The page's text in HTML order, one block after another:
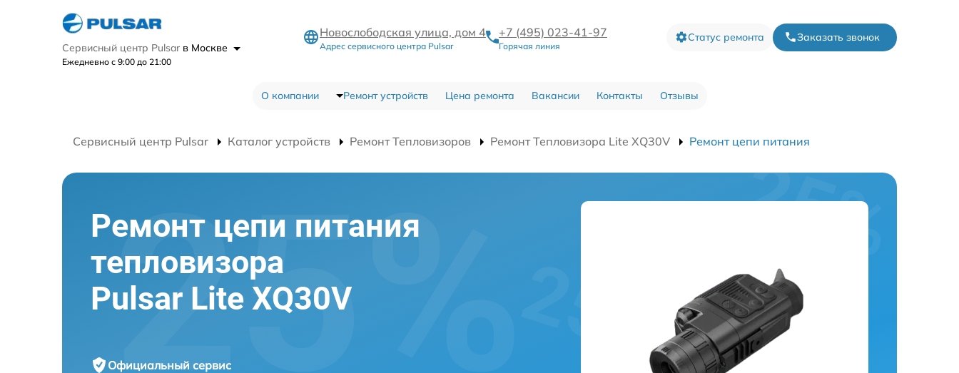
Сервисный центр Pulsar в Москве
Ежедневно с 9:00 до 21:00
Новослободская улица, дом 4
Адрес сервисного центра Pulsar
+7 (495) 023-41-97
Горячая линия
Статус ремонта Заказать звонок
О компании Ремонт устройств Цена ремонта Вакансии Контакты Отзывы
Сервисный центр Pulsar Каталог устройств Ремонт Тепловизоров Ремонт Тепловизора Lite XQ30V Ремонт цепи питания
Ремонт цепи питания
тепловизора
Pulsar Lite XQ30V
Официальный сервис